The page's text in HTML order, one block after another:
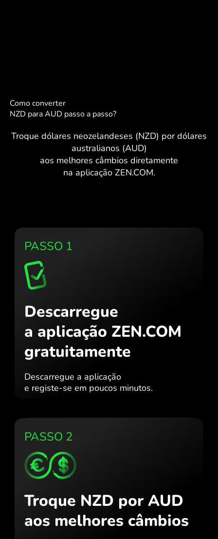
Como converter
NZD para AUD passo a passo?
Troque dólares neozelandeses (NZD) por dólares
australianos (AUD)
aos melhores câmbios diretamente
na aplicação ZEN.COM.
PASSO 1
Descarregue
a aplicação ZEN.COM
gratuitamente
Descarregue a aplicação
e registe-se em poucos minutos.
PASSO 2
Troque NZD por AUD
aos melhores câmbios